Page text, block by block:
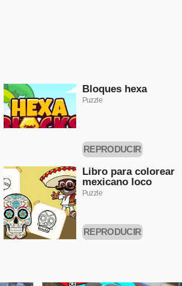
Bloques hexa
Puzzle
REPRODUCIR
Libro para colorear
mexicano loco
Puzzle
REPRODUCIR